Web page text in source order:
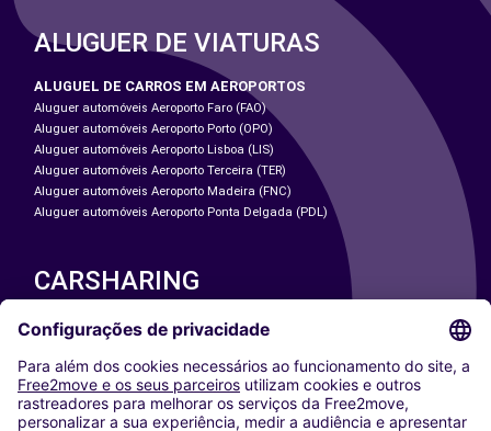
ALUGUER DE VIATURAS
ALUGUEL DE CARROS EM AEROPORTOS
Aluguer automóveis Aeroporto Faro (FAO)
Aluguer automóveis Aeroporto Porto (OPO)
Aluguer automóveis Aeroporto Lisboa (LIS)
Aluguer automóveis Aeroporto Terceira (TER)
Aluguer automóveis Aeroporto Madeira (FNC)
Aluguer automóveis Aeroporto Ponta Delgada (PDL)
CARSHARING
NOSSAS CIDADES
Washington DC
Milan
Rome